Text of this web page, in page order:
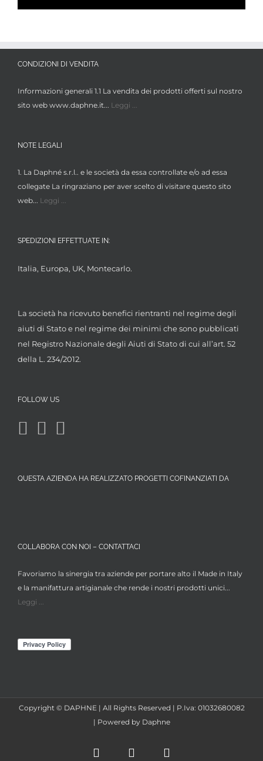
CONDIZIONI DI VENDITA
Informazioni generali 1.1 La vendita dei prodotti offerti sul nostro
sito web www.daphne.it... Leggi ...
NOTE LEGALI
1. La Daphné s.r.l.. e le società da essa controllate e/o ad essa
collegate La ringraziano per aver scelto di visitare questo sito
web... Leggi ...
SPEDIZIONI EFFETTUATE IN:
Italia, Europa, UK, Montecarlo.
La società ha ricevuto benefici rientranti nel regime degli
aiuti di Stato e nel regime dei minimi che sono pubblicati
nel Registro Nazionale degli Aiuti di Stato di cui all’art. 52
della L. 234/2012.
FOLLOW US
QUESTA AZIENDA HA REALIZZATO PROGETTI COFINANZIATI DA
COLLABORA CON NOI – CONTATTACI
Favoriamo la sinergia tra aziende per portare alto il Made in Italy
e la manifattura artigianale che rende i nostri prodotti unici...
Leggi ...
Copyright © DAPHNE | All Rights Reserved | P.Iva: 01032680082
| Powered by Daphne
FacebookInstagram
X